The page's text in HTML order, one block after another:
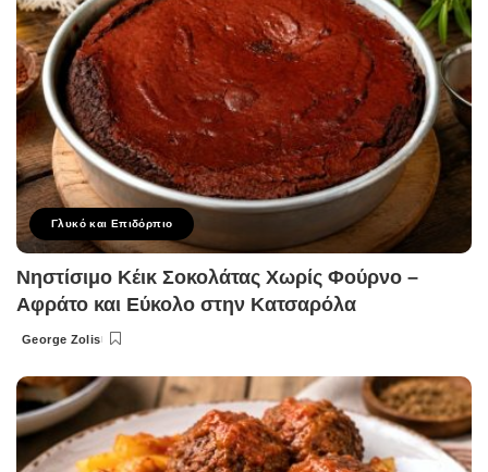
Γλυκό και Επιδόρπιο
Νηστίσιμο Κέικ Σοκολάτας Χωρίς Φούρνο –
Αφράτο και Εύκολο στην Κατσαρόλα
Posted
George Zolis